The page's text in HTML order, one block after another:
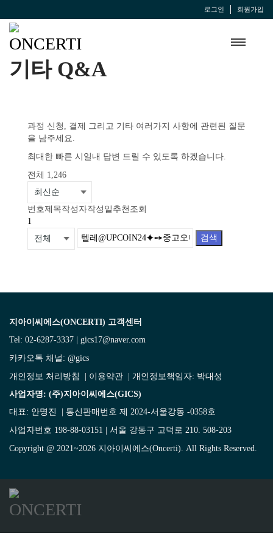
로그인 회원가입
기타 Q&A
과정 신청, 결제 그리고 기타 여러가지 사항에 관련된 질문
을 남주세요.
최대한 빠른 시일내 답변 드릴 수 있도록 하겠습니다.
전체 1,246
번호제목작성자작성일 추천 조회
1
검색
지아이씨에스(ONCERTI) 고객센터
Tel: 02-6287-3337 | gics17@naver.com
카카오톡 채널: @gics
개인정보 처리방침
이용약관 | 개인정보책임자: 박대성
사업자명: (주)지아이씨에스(GICS)
대표: 안명진 | 통신판매번호 제 2024-서울강동 -0358호
사업자번호 198-88-03151 | 서울 강동구 고덕로 210. 508-203
Copyright @ 2021~2026 지아이씨에스(Oncerti). All Rights Reserved.